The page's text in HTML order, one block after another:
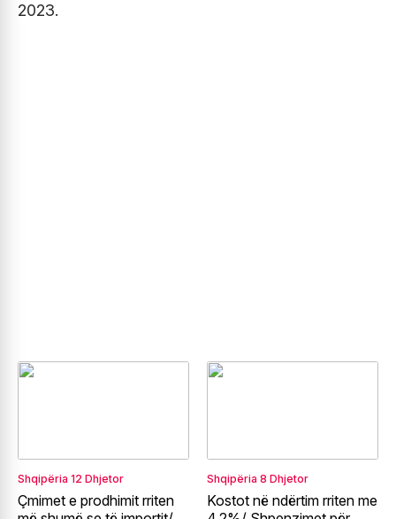
2023.
Shqipëria 12 Dhjetor
Çmimet e prodhimit rriten
Shqipëria 8 Dhjetor
Kostot në ndërtim rriten me